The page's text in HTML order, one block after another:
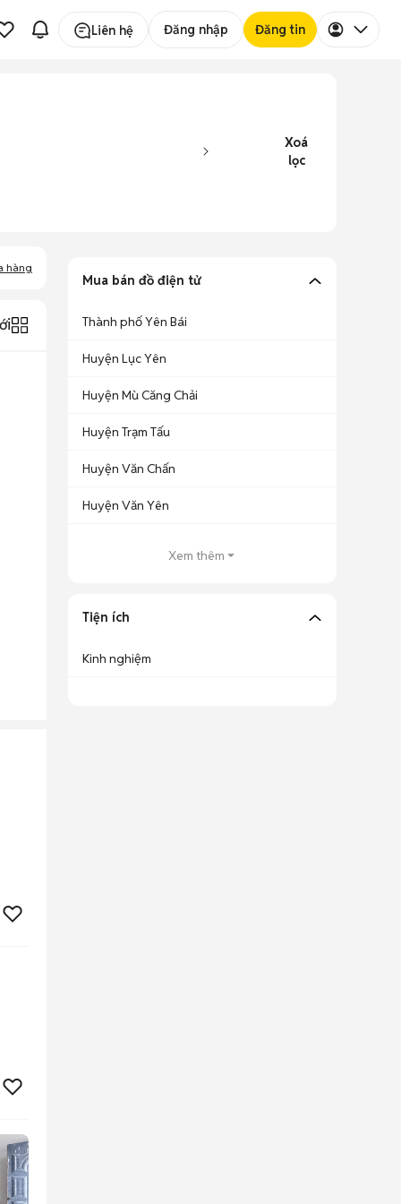
Liên hệ Đăng nhập Đăng tin
Xoá
lọc
hàng
Mua bán đồ điện tử
Thành phố Yên Bái
Huyện Lục Yên
Huyện Mù Căng Chải
Huyện Trạm Tấu
Huyện Văn Chấn
Huyện Văn Yên
Xem thêm
Tiện ích
Kinh nghiệm